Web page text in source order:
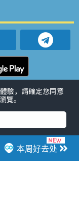
本周好去处
铜锣湾好去处
社会
去处
角好去处 社会
驗，請確定您同意
覽。